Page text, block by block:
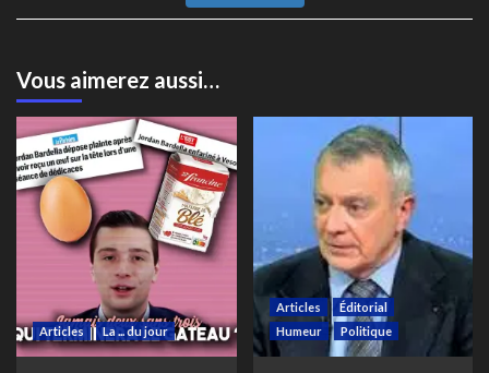
Vous aimerez aussi…
Articles La ... du jour
Articles
Éditorial
Humeur
Politique